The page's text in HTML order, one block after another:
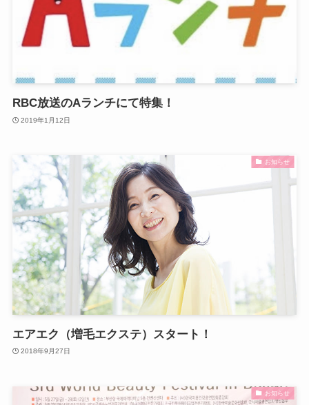
RBC放送のAランチにて特集！
2019年1月12日
お知らせ
エアエク（増毛エクステ）スタート！
2018年9月27日
お知らせ